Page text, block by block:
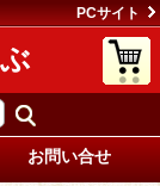
PCサイト
お問い合せ